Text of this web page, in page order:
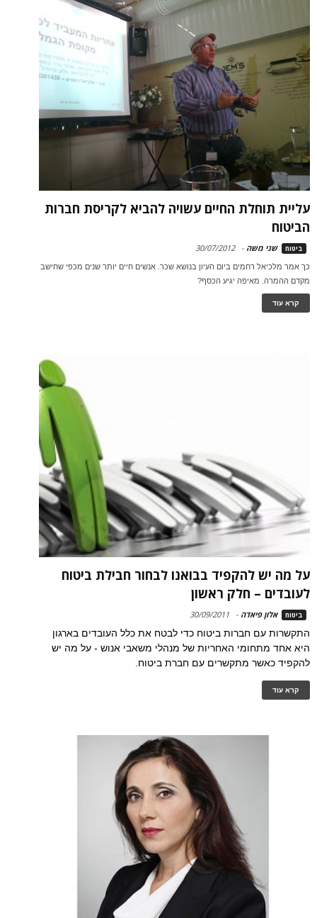
עליית תוחלת החיים עשויה להביא לקריסת חברות
הביטוח
ביטוח שני משה -
30/07/2012
כך אמר מלכיאל רחמים ביום העיון בנושא שכר. אנשים חיים יותר שנים מכפי שחישב
מקדם ההמרה. מאיפה יגיע הכסף?
קרא עוד
על מה יש להקפיד בבואנו לבחור חבילת ביטוח
לעובדים – חלק ראשון
ביטוח אלון פיאדה -
30/09/2011
התקשרות עם חברות ביטוח כדי לבטח את כלל העובדים בארגון
היא אחד מתחומי האחריות של מנהלי משאבי אנוש - על מה יש
להקפיד כאשר מתקשרים עם חברת ביטוח.
קרא עוד